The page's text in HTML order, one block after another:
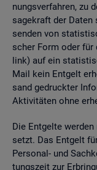
nungs­ver­fah­ren, zu
sa­ge­kraft der
sen­den von
scher Form oder
link) auf ein
Mail kein Ent­gelt
sand ge­druck­ter
Ak­ti­vi­tä­ten ohne
Die Ent­gel­te
setzt. Das Ent­gelt
Per­so­nal- und
tungs­zeit zur